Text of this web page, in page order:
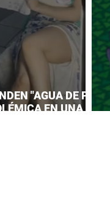
"AGUA DE PIES"
EN UNA